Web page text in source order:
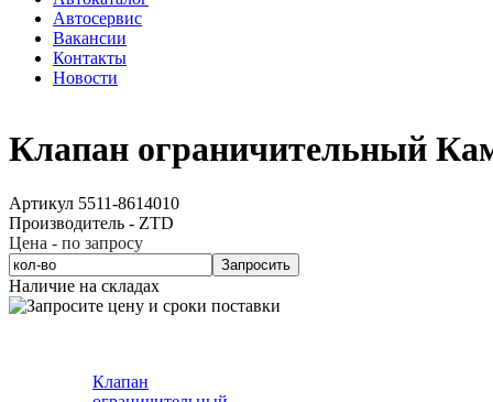
Автосервис
Вакансии
Контакты
Новости
Клапан ограничительный
Артикул 5511-8614010
Производитель - ZTD
Цена - по запросу
Запросить
Наличие на складах
Клапан